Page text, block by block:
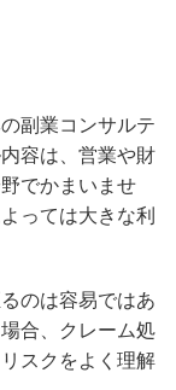
副業コンサルテ
容は、営業や財
でかまいませ
っては大きな利
のは容易ではあ
合、クレーム処
スクをよく理解